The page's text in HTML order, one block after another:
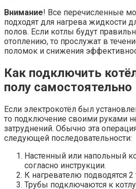
Внимание! Все перечисленные
подходят для нагрева жидкости
полов. Если котлы будут
отоплению, то прослужат в
поломок и снижения
Как подключить
полу самостоятельно
Если электрокотёл был
то подключение своими руками
затруднений. Обычно эта
следующей последовательности:
Настенный или напольный
согласно инструкции.
К нагревателю подводятся 2
Трубы подключаются к